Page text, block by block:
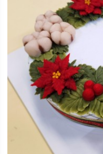
앙금플라워 떡케
2025.12.25오산한